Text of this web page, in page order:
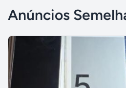
Anúncios